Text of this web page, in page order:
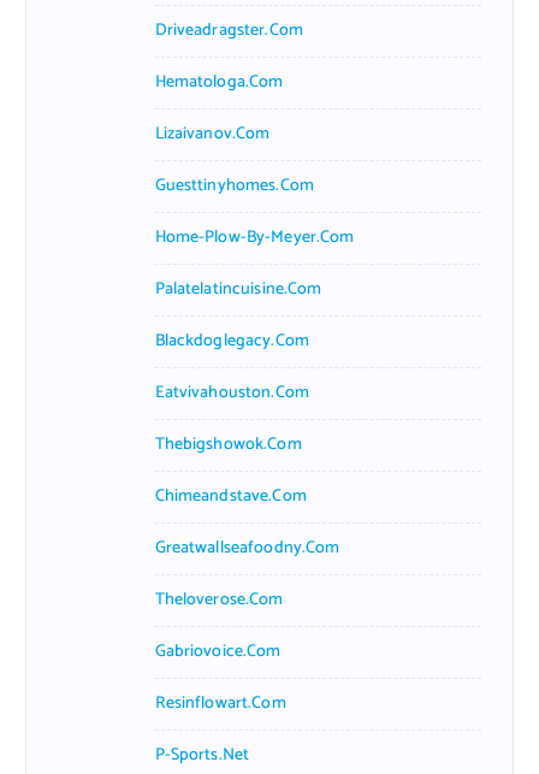
Driveadragster.com
Hematologa.com
Lizaivanov.com
Guesttinyhomes.com
Home-Plow-By-Meyer.com
Palatelatincuisine.com
Blackdoglegacy.com
Eatvivahouston.com
Thebigshowok.com
Chimeandstave.com
Greatwallseafoodny.com
Theloverose.com
Gabriovoice.com
Resinflowart.com
P-Sports.net